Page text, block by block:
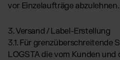
vor Einzelaufträge abzulehnen.
3. Versand / Label-Erstellung
3.1. Für grenzüberschreitende
LOGSTA die vom Kunden und